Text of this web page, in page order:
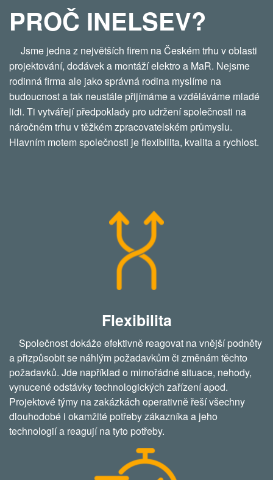
PROČ INELSEV?
Jsme jedna z největších firem na Českém trhu v oblasti
projektování, dodávek a montáží elektro a MaR. Nejsme
rodinná firma ale jako správná rodina myslíme na
budoucnost a tak neustále přijímáme a vzděláváme mladé
lidi. Ti vytvářejí předpoklady pro udržení společnosti na
náročném trhu v těžkém zpracovatelském průmyslu.
Hlavním motem společnosti je flexibilita, kvalita a rychlost.
Flexibilita
Společnost dokáže efektivně reagovat na vnější podněty
a přizpůsobit se náhlým požadavkům či změnám těchto
požadavků. Jde například o mimořádné situace, nehody,
vynucené odstávky technologických zařízení apod.
Projektové týmy na zakázkách operativně řeší všechny
dlouhodobé i okamžité potřeby zákazníka a jeho
technologií a reagují na tyto potřeby.